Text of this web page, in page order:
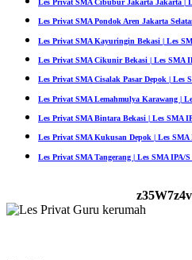
Les Privat SMA Cibubur Jakarta Jakarta |
Les Privat SMA Pondok Aren Jakarta
Les Privat SMA Kayuringin Bekasi | Les
Les Privat SMA Cikunir Bekasi | Les SMA
Les Privat SMA Cisalak Pasar Depok | Les
Les Privat SMA Lemahmulya Karawang |
Les Privat SMA Bintara Bekasi | Les SMA
Les Privat SMA Kukusan Depok | Les
Les Privat SMA Tangerang | Les SMA IPA/S